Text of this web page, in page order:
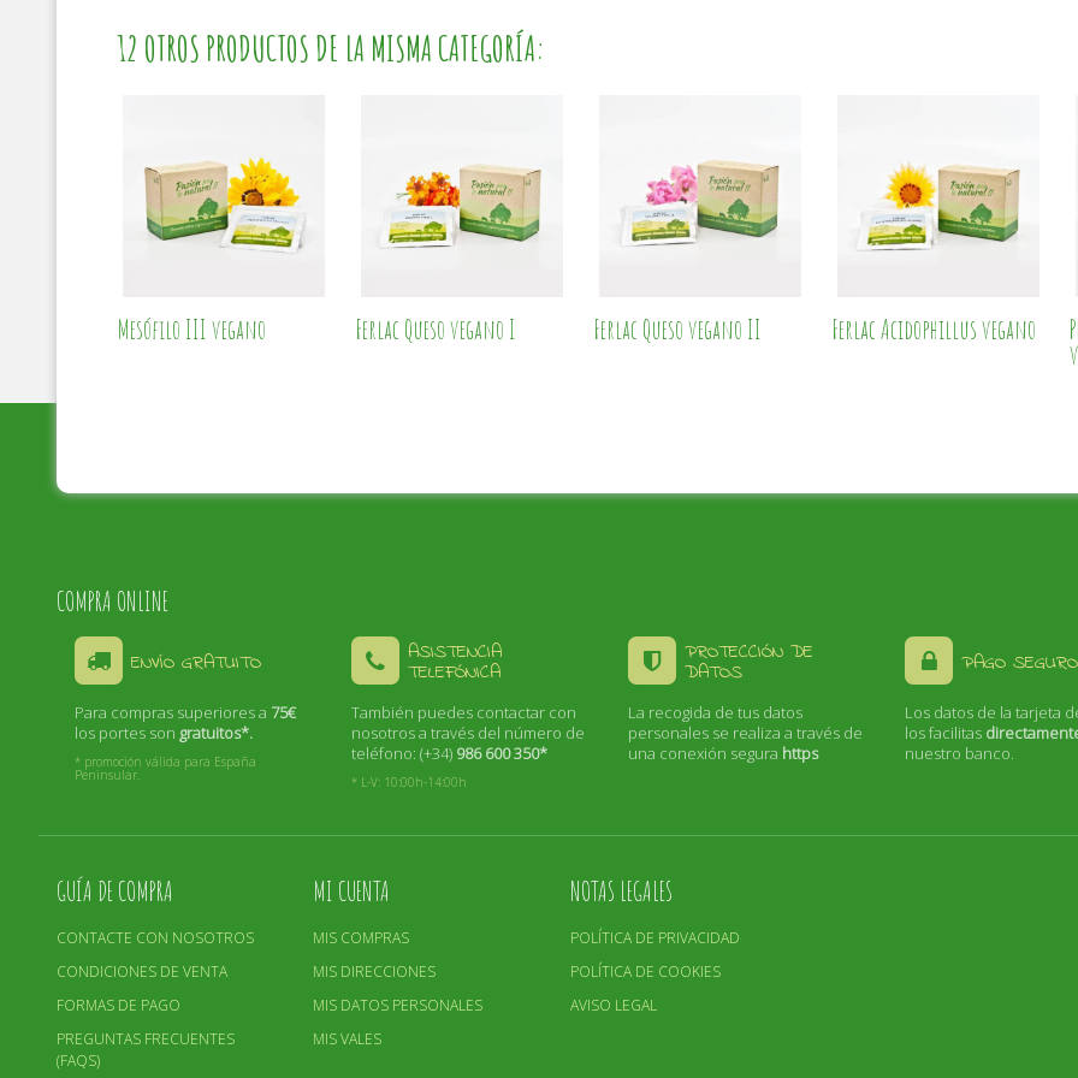
12 OTROS PRODUCTOS DE LA MISMA CATEGORÍA:
Mesófilo III vegano Ferlac Queso vegano I Ferlac Queso vegano II Ferlac Acidophillus vegano
COMPRA ONLINE
ENVÍO GRATUITO
Para compras superiores a 75€
los portes son gratuitos*.
* promoción válida para España
Peninsular.
ASISTENCIA
TELEFÓNICA
También puedes contactar con
nosotros a través del número de
teléfono: (+34) 986 600 350*
* L-V: 10:00h-14:00h
PROTECCIÓN DE
DATOS
La recogida de tus datos
personales se realiza a través de
una conexión segura https
PAGO SEGURO
Los datos de la tarjeta
los facilitas
nuestro banco.
GUÍA DE COMPRA
CONTACTE CON NOSOTROS
CONDICIONES DE VENTA
FORMAS DE PAGO
PREGUNTAS FRECUENTES
(FAQS)
MI CUENTA
MIS COMPRAS
MIS DIRECCIONES
MIS DATOS PERSONALES
MIS VALES
NOTAS LEGALES
POLÍTICA DE PRIVACIDAD
POLÍTICA DE COOKIES
AVISO LEGAL